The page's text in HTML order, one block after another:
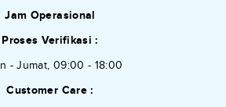
Jam Operasional
Proses Verifikasi :
- Jumat, 09:00 - 18:00
Customer Care :